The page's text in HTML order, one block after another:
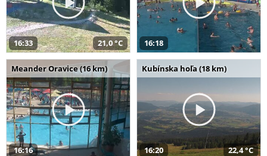
16:33 21,0 °C 16:18
Meander Oravice (16 km)
16:16
Kubínska hoľa (18 km)
16:20 22,4 °C